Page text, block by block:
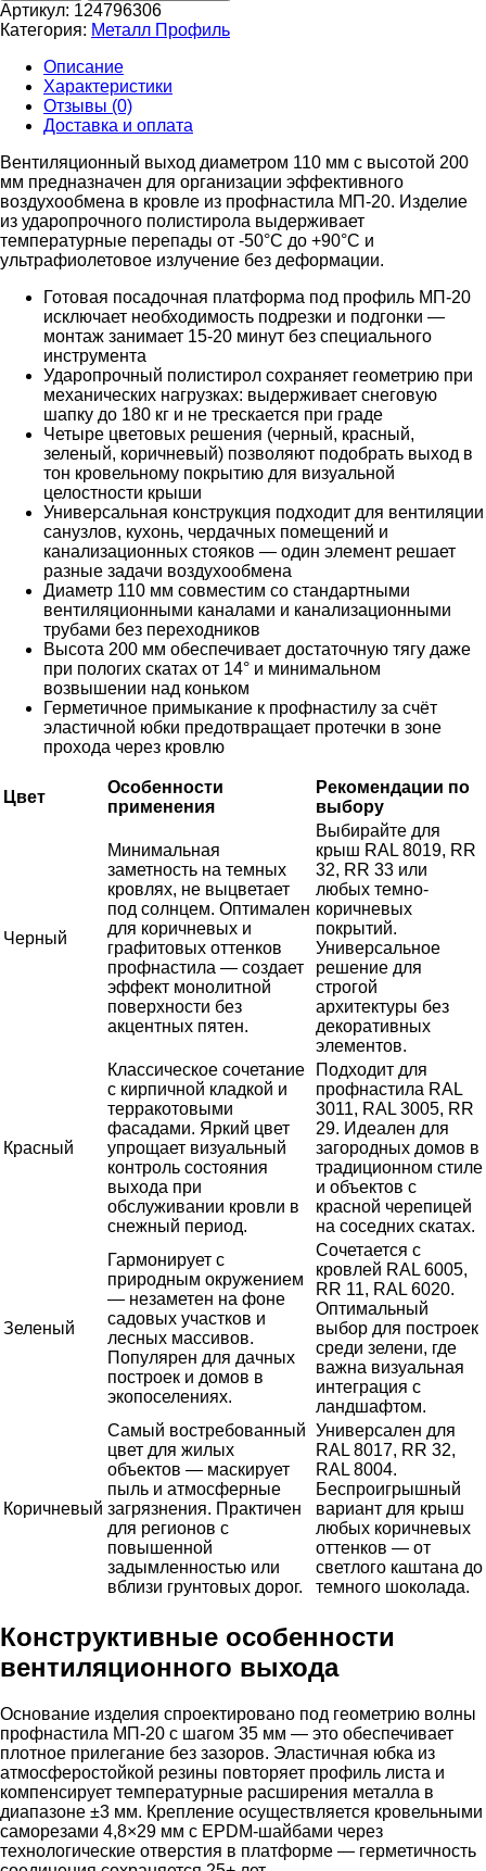
Артикул: 124796306
Категория: Металл Профиль
Описание
Характеристики
Отзывы (0)
Доставка и оплата
Вентиляционный выход диаметром 110 мм с высотой 200
мм предназначен для организации эффективного
воздухообмена в кровле из профнастила МП-20. Изделие
из ударопрочного полистирола выдерживает
температурные перепады от -50°C до +90°C и
ультрафиолетовое излучение без деформации.
Готовая посадочная платформа под профиль МП-20
исключает необходимость подрезки и подгонки —
монтаж занимает 15-20 минут без специального
инструмента
Ударопрочный полистирол сохраняет геометрию при
механических нагрузках: выдерживает снеговую
шапку до 180 кг и не трескается при граде
Четыре цветовых решения (черный, красный,
зеленый, коричневый) позволяют подобрать выход в
тон кровельному покрытию для визуальной
целостности крыши
Универсальная конструкция подходит для вентиляции
санузлов, кухонь, чердачных помещений и
канализационных стояков — один элемент решает
разные задачи воздухообмена
Диаметр 110 мм совместим со стандартными
вентиляционными каналами и канализационными
трубами без переходников
Высота 200 мм обеспечивает достаточную тягу даже
при пологих скатах от 14° и минимальном
возвышении над коньком
Герметичное примыкание к профнастилу за счёт
эластичной юбки предотвращает протечки в зоне
прохода через кровлю
Цвет
Особенности
применения
Рекомендации по
выбору
Черный
Минимальная
заметность на темных
кровлях, не выцветает
под солнцем. Оптимален
для коричневых и
графитовых оттенков
профнастила — создает
эффект монолитной
поверхности без
акцентных пятен.
Выбирайте для
крыш RAL 8019, RR
32, RR 33 или
любых темно-
коричневых
покрытий.
Универсальное
решение для
строгой
архитектуры без
декоративных
элементов.
Красный
Классическое сочетание
с кирпичной кладкой и
терракотовыми
фасадами. Яркий цвет
упрощает визуальный
контроль состояния
выхода при
обслуживании кровли в
снежный период.
Подходит для
профнастила RAL
3011, RAL 3005, RR
29. Идеален для
загородных домов в
традиционном стиле
и объектов с
красной черепицей
на соседних скатах.
Зеленый
Гармонирует с
природным окружением
— незаметен на фоне
садовых участков и
лесных массивов.
Популярен для дачных
построек и домов в
экопоселениях.
Сочетается с
кровлей RAL 6005,
RR 11, RAL 6020.
Оптимальный
выбор для построек
среди зелени, где
важна визуальная
интеграция с
ландшафтом.
Коричневый
Самый востребованный
цвет для жилых
объектов — маскирует
пыль и атмосферные
загрязнения. Практичен
для регионов с
повышенной
задымленностью или
вблизи грунтовых дорог.
Универсален для
RAL 8017, RR 32,
RAL 8004.
Беспроигрышный
вариант для крыш
любых коричневых
оттенков — от
светлого каштана до
темного шоколада.
Конструктивные особенности
вентиляционного выхода
Основание изделия спроектировано под геометрию волны
профнастила МП-20 с шагом 35 мм — это обеспечивает
плотное прилегание без зазоров. Эластичная юбка из
атмосферостойкой резины повторяет профиль листа и
компенсирует температурные расширения металла в
диапазоне ±3 мм. Крепление осуществляется кровельными
саморезами 4,8×29 мм с EPDM-шайбами через
технологические отверстия в платформе — герметичность